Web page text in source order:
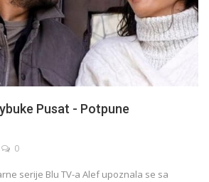
Pusat - Potpune
0
serije Blu TV-a Alef upoznala se sa